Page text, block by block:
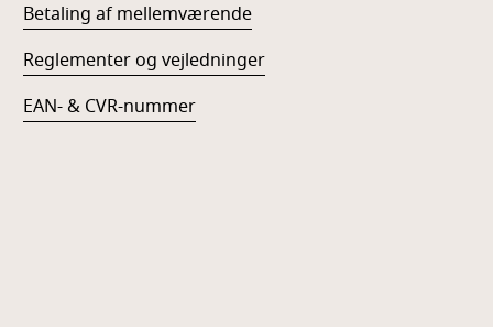
Betaling af mellemværende
Reglementer og vejledninger
EAN- & CVR-nummer